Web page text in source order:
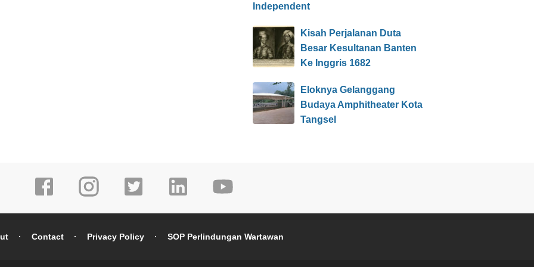
Independent
Kisah Perjalanan Duta
Besar Kesultanan Banten
Ke Inggris 1682
Eloknya Gelanggang
Budaya Amphitheater Kota
Tangsel
Contact Privacy Policy SOP Perlindungan Wartawan